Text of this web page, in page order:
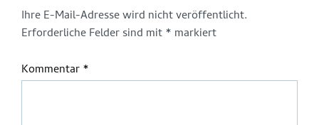
Ihre E-Mail-Adresse wird nicht veröffentlicht.
Erforderliche Felder sind mit* markiert
Kommentar*